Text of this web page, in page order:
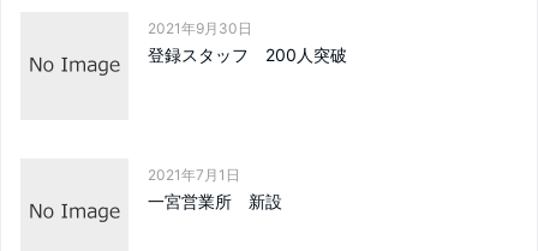
2021年9月30日
登録スタッフ 200人突破
2021年7月1日
一宮営業所 新設